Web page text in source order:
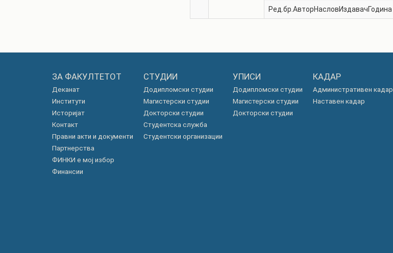
Ред.бр. АвторНасловИздавачГодина
ЗА ФАКУЛТЕТОТ
Деканат
Институти
Историјат
Контакт
Правни акти и документи
Партнерства
ФИНКИ е мој избор
Финансии
СТУДИИ
Додипломски студии
Магистерски студии
Докторски студии
Студентска служба
Студентски организации
УПИСИ
Додипломски студии
Магистерски студии
Докторски студии
КАДАР
Административен кадар
Наставен кадар